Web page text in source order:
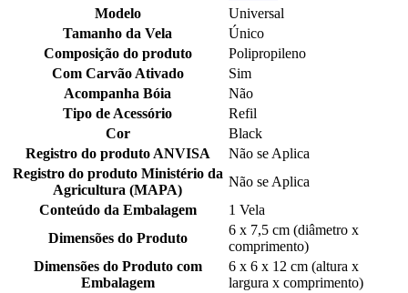
Modelo
Universal
Tamanho da Vela
Único
Composição do produto
Polipropileno
Com Carvão Ativado
Sim
Acompanha Bóia
Não
Tipo de Acessório
Refil
Cor
Black
Registro do produto ANVISA
Não se Aplica
Registro do produto Ministério da
Agricultura (MAPA)
Não se Aplica
Conteúdo da Embalagem
1 Vela
Dimensões do Produto
6 x 7,5 cm (diâmetro x
comprimento)
Dimensões do Produto com
Embalagem
6 x 6 x 12 cm (altura x
largura x comprimento)